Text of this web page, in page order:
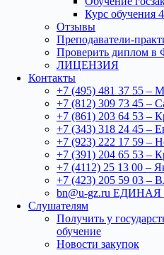
Курс обучения
Отзывы
Преподаватели-
Проверить диплом
ЛИЦЕНЗИЯ
Контакты
+7 (495) 481 37 55 –
+7 (812) 309 73 45 –
+7 (861) 203 64 53 –
+7 (343) 318 24 45 –
+7 (923) 222 17 59 –
+7 (391) 204 65 53 –
+7 (4112) 25 13 00 –
+7 (423) 205 59 03 –
bn@u-gz.ru
Слушателям
Получить у
обучение
Новости закупок